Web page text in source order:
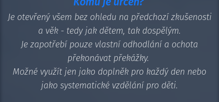
Je otevřený všem bez ohledu na předchozí zkušenosti
a věk - tedy jak dětem, tak dospělým.
Je zapotřebí pouze vlastní odhodlání a ochota
překonávat překážky.
Možné využít jen jako doplněk pro každý den nebo
jako systematické vzdělání pro děti.